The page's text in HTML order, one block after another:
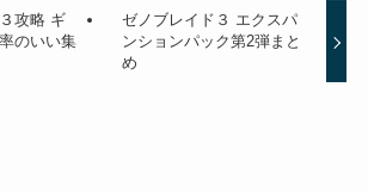
攻略 ギ
のいい集
ゼノブレイド３ エクスパ
ンションパック第2弾まと
め